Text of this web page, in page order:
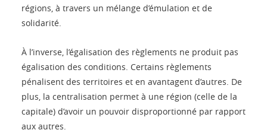
régions, à travers un mélange d’émulation et de
solidarité.
À l’inverse, l’égalisation des règlements ne produit pas
égalisation des conditions. Certains règlements
pénalisent des territoires et en avantagent d’autres. De
plus, la centralisation permet à une région (celle de la
capitale) d’avoir un pouvoir disproportionné par rapport
aux autres.